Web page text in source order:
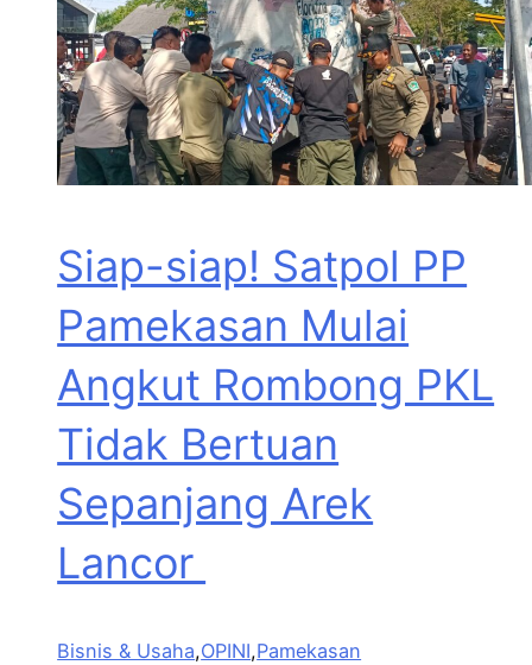
Siap-siap! Satpol PP
Pamekasan Mulai
Angkut Rombong PKL
Tidak Bertuan
Sepanjang Arek
Lancor
Bisnis & Usaha,OPINI,Pamekasan